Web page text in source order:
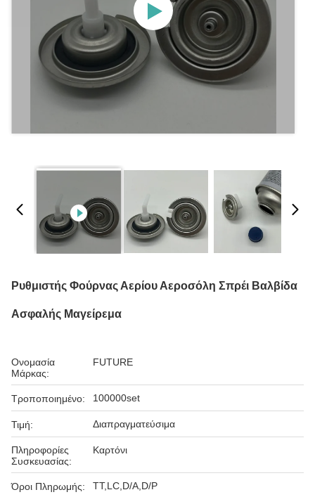
Ρυθμιστής Φούρνας Αερίου Αεροσόλη Σπρέι Βαλβίδα
Ασφαλής Μαγείρεμα
Ονομασία
Μάρκας:
FUTURE
Τροποποιημένο: 100000set
Τιμή: Διαπραγματεύσιμα
Πληροφορίες
Συσκευασίας:
Καρτόνι
Όροι Πληρωμής: ΤΤ,LC,D/A,D/P